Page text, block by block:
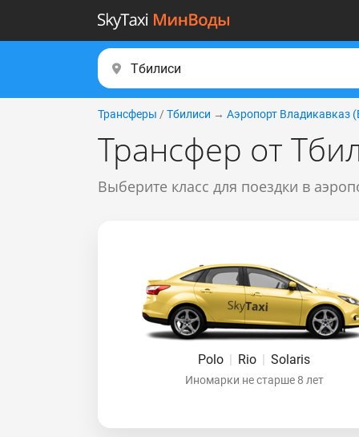
Трансферы / Тбилиси → Аэропорт Владикавказ
Трансфер от
Выберите класс для поездки в
Polo | Rio | Solaris
Иномарки не старше 8 лет